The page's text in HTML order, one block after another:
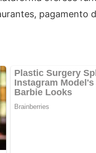
pagamento